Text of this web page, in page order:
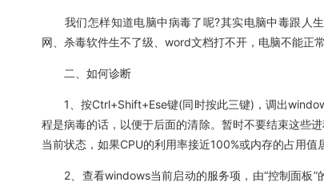
我们怎样知道电脑中病毒了呢?其实电脑中毒跟人生
网、杀毒软件生不了级、word文档打不开，电脑不能正
二、如何诊断
1、按Ctrl+Shift+Ese键(同时按此三键)，调出
程是病毒的话，以便于后面的清除。暂时不要结束这些
当前状态，如果CPU的利用率接近100%或内存的占用
2、查看windows当前启动的服务项，由“控制面板”的